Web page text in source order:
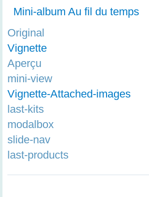
Mini-album Au fil du temps
Original
Vignette
Aperçu
mini-view
Vignette-Attached-images
last-kits
modalbox
slide-nav
last-products